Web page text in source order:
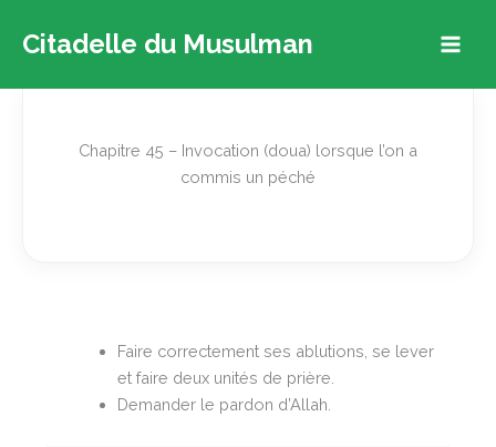
Citadelle du Musulman
Chapitre 45 – Invocation (doua) lorsque l’on a
commis un péché
Faire correctement ses ablutions, se lever
et faire deux unités de prière.
Demander le pardon d’Allah.